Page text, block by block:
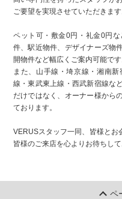
ご要望を実現させていただきます
ペット可・敷金0円・礼金0円
件、駅近物件、デザイナーズ物
開物件など幅広くご案内可能です
また、山手線・埼京線・湘南
線・東武東上線・西武新宿線な
だけではなく、オーナー様から
ております。
VERUSスタッフ一同、皆様とお
皆様のご来店を心よりお待ちして
ペ